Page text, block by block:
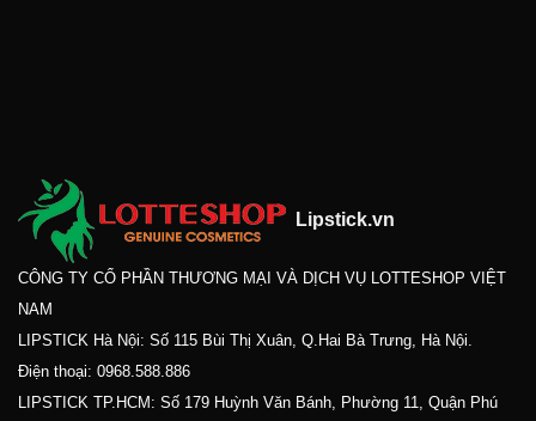
Lipstick.vn
CÔNG TY CỔ PHẦN THƯƠNG MẠI VÀ DỊCH VỤ LOTTESHOP VIỆT
NAM
LIPSTICK Hà Nội: Số 115 Bùi Thị Xuân, Q.Hai Bà Trưng, Hà Nội.
Điện thoại: 0968.588.886
LIPSTICK TP.HCM: Số 179 Huỳnh Văn Bánh, Phường 11, Quận Phú